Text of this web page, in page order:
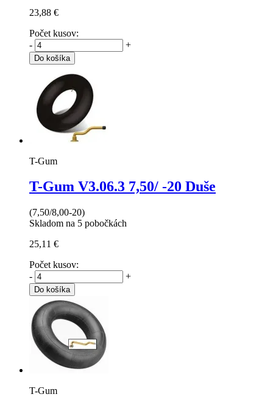
23,88 €
Počet kusov:
-
+
Do košíka
T-Gum
T-Gum V3.06.3 7,50/ -20 Duše
(7,50/8,00-20)
Skladom na 5 pobočkách
25,11 €
Počet kusov:
-
+
Do košíka
T-Gum